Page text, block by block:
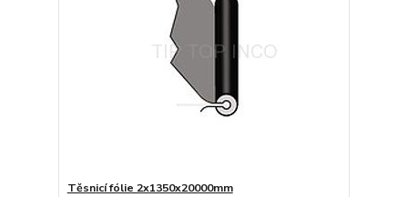
Těsnicí fólie 2x1350x20000mm